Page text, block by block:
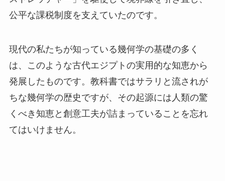
公平な課税制度を支えていたのです。
現代の私たちが知っている幾何学の基礎の多く
は、このような古代エジプトの実用的な知恵から
発展したものです。教科書ではサラリと流されが
ちな幾何学の歴史ですが、その起源には人類の驚
くべき知恵と創意工夫が詰まっていることを忘れ
てはいけません。